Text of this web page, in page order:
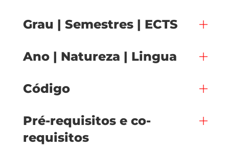
Grau | Semestres | ECTS
Ano | Natureza | Lingua
Código
Pré-requisitos e co-
requisitos